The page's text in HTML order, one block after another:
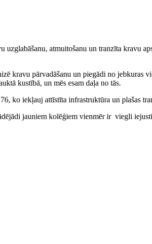
atmuitošanu un tranzīta kravu
kravu pārvadāšanu un piegādi no jebkuras
kustībā, un mēs esam daļa no tās.
ko iekļauj attīstīta infrastruktūra un plašas
jauniem kolēģiem vienmēr ir viegli